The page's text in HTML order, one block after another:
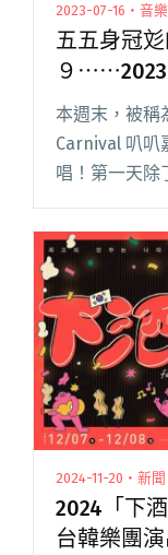
2023-07-16・音
五五身冠
９⋯⋯2023
天，你可
本週末，被稱
Carnival 叭叭
唱！第一天除
＋潮州土狗、
王，其它舞台
身冠彣的新
Park Park
2024-11-20・新聞
2024「下
台韓樂團